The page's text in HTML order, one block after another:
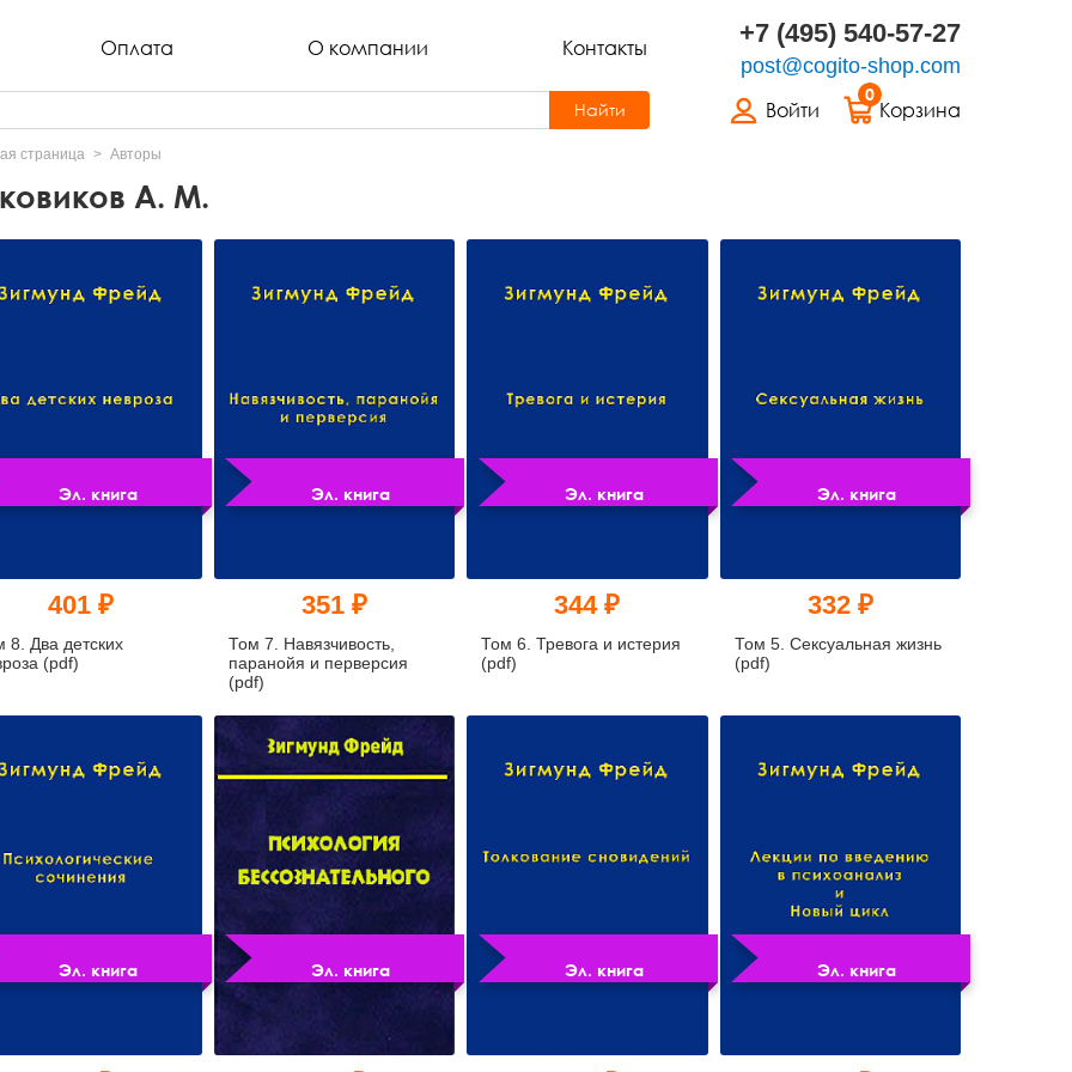
Оплата О компании Контакты +7 (495) 540-57-27
post@cogito-shop.com
Войти
0
Корзина
Найти
страница Авторы
А. М.
Эл. книга
401 ₽
8. Два детских
(pdf)
Эл. книга
351 ₽
Том 7. Навязчивость,
паранойя и перверсия
(pdf)
Эл. книга
344 ₽
Том 6. Тревога и истерия
(pdf)
Эл. книга
332 ₽
Том 5. Сексуальная жизнь
(pdf)
Эл. книга Эл. книга Эл. книга Эл. книга